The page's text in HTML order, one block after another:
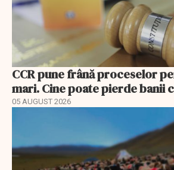
CCR pune frână proceselor
mari. Cine poate pierde banii
05 AUGUST 2026